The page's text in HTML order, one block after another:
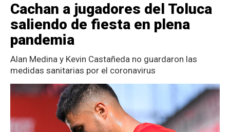
Cachan a jugadores del Toluca
saliendo de fiesta en plena
pandemia
Alan Medina y Kevin Castañeda no guardaron las
medidas sanitarias por el coronavirus